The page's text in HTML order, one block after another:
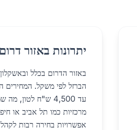
יתרונות באזור
באזור הדרום בכלל
עד 4,500 ש"ח
מרכזיות כמו תל אביב או
אפשרויות בחירה רבות